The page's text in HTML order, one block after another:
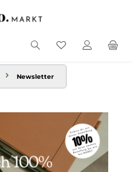
Newsletter